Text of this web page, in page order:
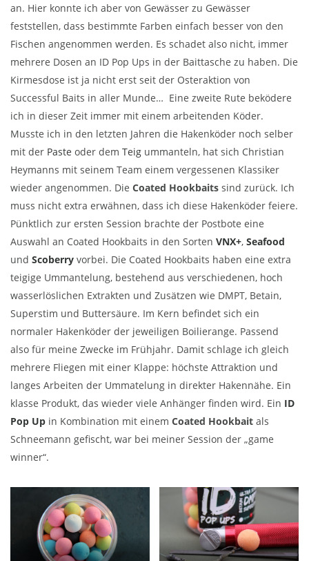
an. Hier konnte ich aber von Gewässer zu Gewässer
feststellen, dass bestimmte Farben einfach besser von den
Fischen angenommen werden. Es schadet also nicht, immer
mehrere Dosen an ID Pop Ups in der Baittasche zu haben. Die
Kirmesdose ist ja nicht erst seit der Osteraktion von
Successful Baits in aller Munde… Eine zweite Rute beködere
ich in dieser Zeit immer mit einem arbeitenden Köder.
Musste ich in den letzten Jahren die Hakenköder noch selber
mit der Paste oder dem Teig ummanteln, hat sich Christian
Heymanns mit seinem Team einem vergessenen Klassiker
wieder angenommen. Die Coated Hookbaits sind zurück. Ich
muss nicht extra erwähnen, dass ich diese Hakenköder feiere.
Pünktlich zur ersten Session brachte der Postbote eine
Auswahl an Coated Hookbaits in den Sorten VNX+, Seafood
und Scoberry vorbei. Die Coated Hookbaits haben eine extra
teigige Ummantelung, bestehend aus verschiedenen, hoch
wasserlöslichen Extrakten und Zusätzen wie DMPT, Betain,
Superstim und Buttersäure. Im Kern befindet sich ein
normaler Hakenköder der jeweiligen Boilierange. Passend
also für meine Zwecke im Frühjahr. Damit schlage ich gleich
mehrere Fliegen mit einer Klappe: höchste Attraktion und
langes Arbeiten der Ummatelung in direkter Hakennähe. Ein
klasse Produkt, das wieder viele Anhänger finden wird. Ein ID
Pop Up in Kombination mit einem Coated Hookbait als
Schneemann gefischt, war bei meiner Session der „game
winner“.